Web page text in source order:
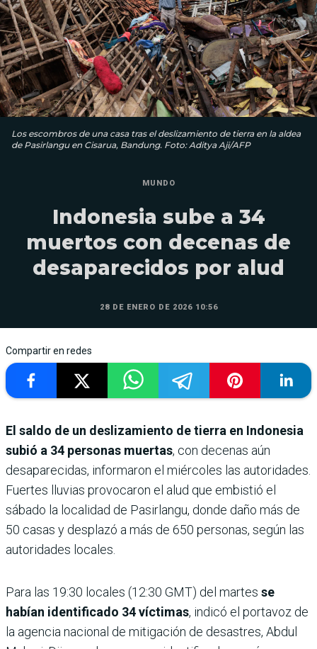
Los escombros de una casa tras el deslizamiento de tierra en la aldea
de Pasirlangu en Cisarua, Bandung. Foto: Aditya Aji/AFP
MUNDO
Indonesia sube a 34
muertos con decenas de
desaparecidos por alud
28 DE ENERO DE 2026 10:56
Compartir en redes
El saldo de un deslizamiento de tierra en Indonesia
subió a 34 personas muertas, con decenas aún
desaparecidas, informaron el miércoles las autoridades.
Fuertes lluvias provocaron el alud que embistió el
sábado la localidad de Pasirlangu, donde daño más de
50 casas y desplazó a más de 650 personas, según las
autoridades locales.
Para las 19:30 locales (12:30 GMT) del martes se
habían identificado 34 víctimas, indicó el portavoz de
la agencia nacional de mitigación de desastres, Abdul